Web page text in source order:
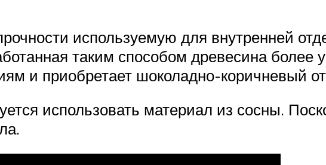
используемую для внутренней
таким способом древесина более
и приобретает шоколадно-коричневый
использовать материал из сосны.